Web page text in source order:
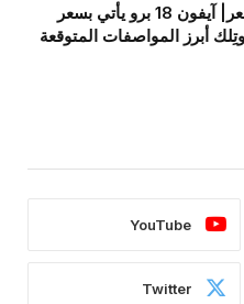
ارتفاع في السعر| آيفون 18 برو يأتي بسعر
YouTube
Twitter